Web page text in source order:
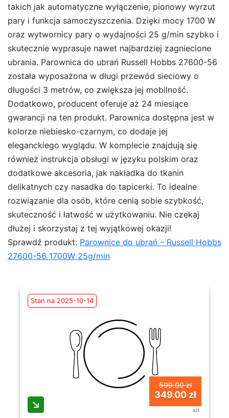
takich jak automatyczne wyłączenie, pionowy wyrzut
pary i funkcja samoczyszczenia. Dzięki mocy 1700 W
oraz wytwornicy pary o wydajności 25 g/min szybko i
skutecznie wyprasuje nawet najbardziej zagniecione
ubrania. Parownica do ubrań Russell Hobbs 27600-56
została wyposażona w długi przewód sieciowy o
długości 3 metrów, co zwiększa jej mobilność.
Dodatkowo, producent oferuje aż 24 miesiące
gwarancji na ten produkt. Parownica dostępna jest w
kolorze niebiesko-czarnym, co dodaje jej
eleganckiego wyglądu. W komplecie znajdują się
również instrukcja obsługi w języku polskim oraz
dodatkowe akcesoria, jak nakładka do tkanin
delikatnych czy nasadka do tapicerki. To idealne
rozwiązanie dla osób, które cenią sobie szybkość,
skuteczność i łatwość w użytkowaniu. Nie czekaj
dłużej i skorzystaj z tej wyjątkowej okazji!
Sprawdź produkt: Parownice do ubrań – Russell Hobbs
27600-56 1700W 25g/min
Stan na 2025-10-14
599.00 zł
349.00 zł
szt